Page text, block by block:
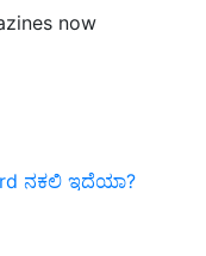
now
ನಕಲಿ ಇದೆಯಾ?